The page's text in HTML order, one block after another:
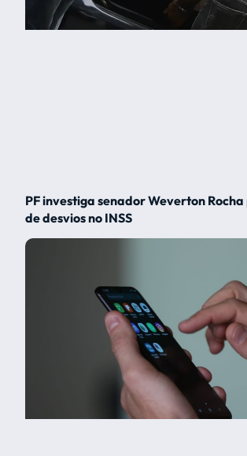
PF investiga senador Weverton
de desvios no INSS